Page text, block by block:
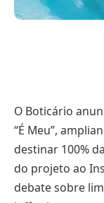
O Boticário
“É Meu”,
destinar 100%
do projeto ao
debate sobre